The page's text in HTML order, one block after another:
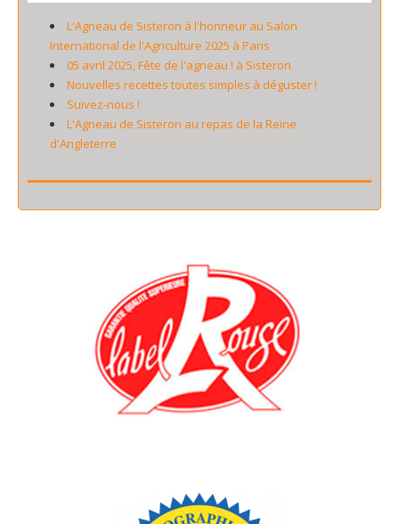
L'Agneau de Sisteron à l'honneur au Salon
International de l'Agriculture 2025 à Paris
05 avril 2025, Fête de l'agneau ! à Sisteron
Nouvelles recettes toutes simples à déguster !
Suivez-nous !
L'Agneau de Sisteron au repas de la Reine
d'Angleterre